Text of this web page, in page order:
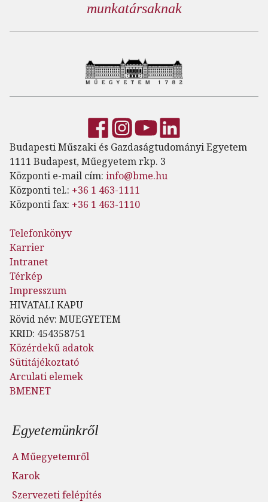
munkatársaknak
Budapesti Műszaki és Gazdaságtudományi Egyetem
1111 Budapest, Műegyetem rkp. 3
Központi e-mail cím: info@bme.hu
Központi tel.: +36 1 463-1111
Központi fax: +36 1 463-1110
Telefonkönyv
Karrier
Intranet
Térkép
Impresszum
HIVATALI KAPU
Rövid név: MUEGYETEM
KRID: 454358751
Közérdekű adatok
Sütitájékoztató
Arculati elemek
BMENET
Lábléc menü
Egyetemünkről
A Műegyetemről
Karok
Szervezeti felépítés